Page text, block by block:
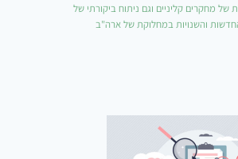
של מחקרים קליניים וגם ניתוח ביקורתי של
והשנויות במחלוקת של ארה"ב